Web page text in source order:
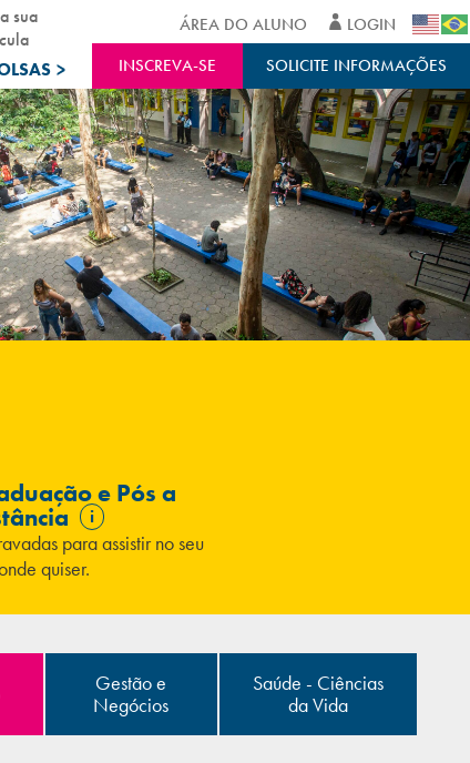
>
sua
INSCREVA-SE SOLICITE INFORMAÇÕES
ÁREA DO ALUNO LOGIN
e Pós a
i
para assistir no seu
quiser.
Gestão e
Negócios
Saúde - Ciências
da Vida